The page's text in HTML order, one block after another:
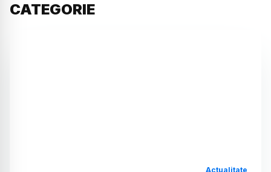
CATEGORIE
Actualitate